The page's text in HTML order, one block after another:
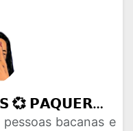
«-(¯`v´¯)-« 𝗡𝗔𝗠𝗢𝗥𝗢𝗦 💞 𝗣𝗔𝗤𝗨𝗘𝗥𝗔𝗦 💞 𝗔𝗠𝗜𝗭𝗔𝗗𝗘𝗦 »-(¯`v´¯)-»
bacanas e